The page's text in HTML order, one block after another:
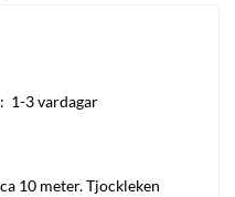
1-3 vardagar
10 meter. Tjockleken